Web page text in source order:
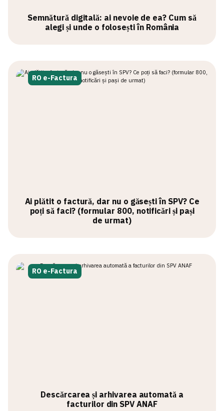
Semnătură digitală: ai nevoie de ea? Cum să
alegi și unde o folosești în România
RO e-Factura
Ai plătit o factură, dar nu o găsești în SPV? Ce
poți să faci? (formular 800, notificări și pași
de urmat)
RO e-Factura
Descărcarea și arhivarea automată a
facturilor din SPV ANAF